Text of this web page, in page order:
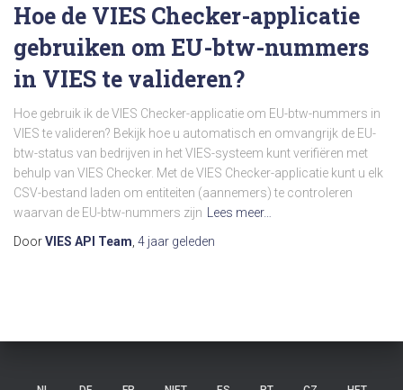
Hoe de VIES Checker-applicatie
gebruiken om EU-btw-nummers
in VIES te valideren?
Hoe gebruik ik de VIES Checker-applicatie om EU-btw-nummers in
VIES te valideren? Bekijk hoe u automatisch en omvangrijk de EU-
btw-status van bedrijven in het VIES-systeem kunt verifiëren met
behulp van VIES Checker. Met de VIES Checker-applicatie kunt u elk
CSV-bestand laden om entiteiten (aannemers) te controleren
waarvan de EU-btw-nummers zijn Lees meer…
DoorVIES API Team, 4 jaar geleden